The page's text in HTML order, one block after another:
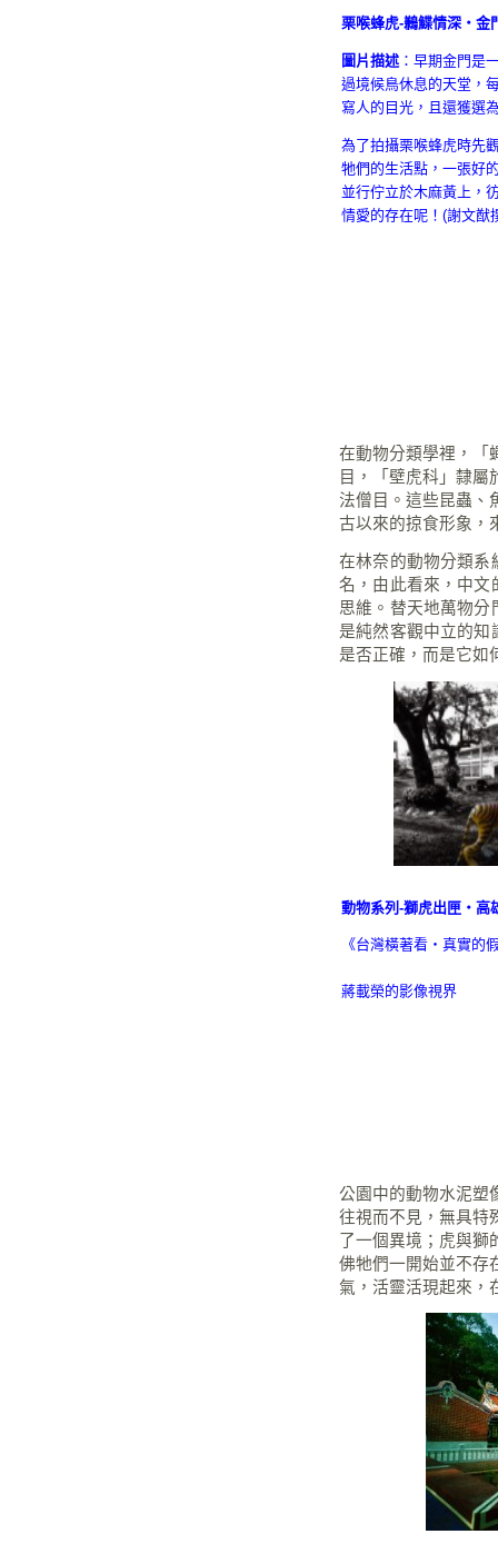
栗喉蜂虎-鶼鰈情深‧金
圖片描述 ：早期金門是
過境候鳥休息的天堂，
寫人的目光，且還獲選
為了拍攝栗喉蜂虎時先
牠們的生活點，一張好
並行佇立於木麻黃上，
情愛的存在呢！(謝文猷
在動物分類學裡，「
目，「壁虎科」隸屬
法僧目。這些昆蟲、
古以來的掠食形象，
在林奈的動物分類系
名，由此看來，中文
思維。替天地萬物分
是純然客觀中立的知
是否正確，而是它如
動物系列-獅虎出匣‧高
《台灣橫著看‧真實的
蔣載榮的影像視界
公園中的動物水泥塑
往視而不見，無具特
了一個異境；虎與
佛牠們一開始並不存
氣，活靈活現起來，